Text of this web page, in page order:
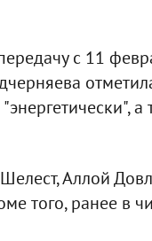
с 11
а
Аллой
того, ранее в